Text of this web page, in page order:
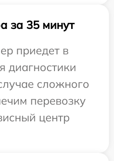
за 35 минут
приедет в
диагностики
сложного
перевозку
центр